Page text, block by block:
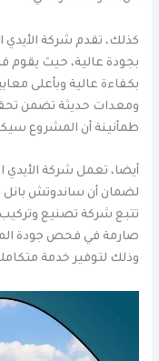
كذلك، تقدم شركة
بجودة عالية، حيث يقوم
بكفاءة عالية وبأعلى
ومعدات حديثة تضمن
طمأنينة أن المشروع
أيضا، تعمل شركة الأيدي
لضمان أن ساندوتش بانل
تتبع شركة تصنيع
صارمة في فحص جودة
وذلك لتوفير خدمة